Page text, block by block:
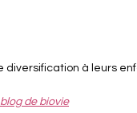
diversification à leurs
blog de biovie